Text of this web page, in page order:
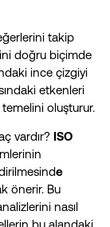
takip
doğru biçimde
ince çizgiyi
etkenleri
oluşturur.
vardır? ISO
e
önerir. Bu
nasıl
bu alandaki